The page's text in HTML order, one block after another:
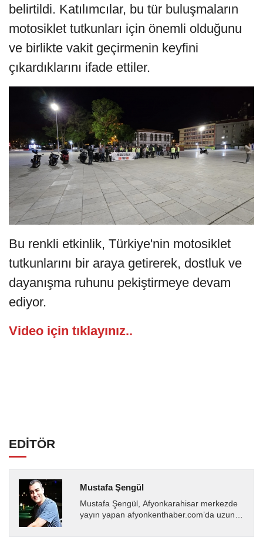
belirtildi. Katılımcılar, bu tür buluşmaların
motosiklet tutkunları için önemli olduğunu
ve birlikte vakit geçirmenin keyfini
çıkardıklarını ifade ettiler.
Bu renkli etkinlik, Türkiye'nin motosiklet
tutkunlarını bir araya getirerek, dostluk ve
dayanışma ruhunu pekiştirmeye devam
ediyor.
Video için tıklayınız..
EDİTÖR
Mustafa Şengül
Mustafa Şengül, Afyonkarahisar merkezde
yayın yapan afyonkenthaber.com’da uzun
almakta, haber akışı...